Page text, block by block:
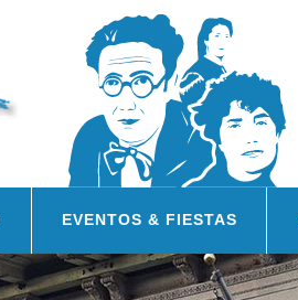
EVENTOS & FIESTAS